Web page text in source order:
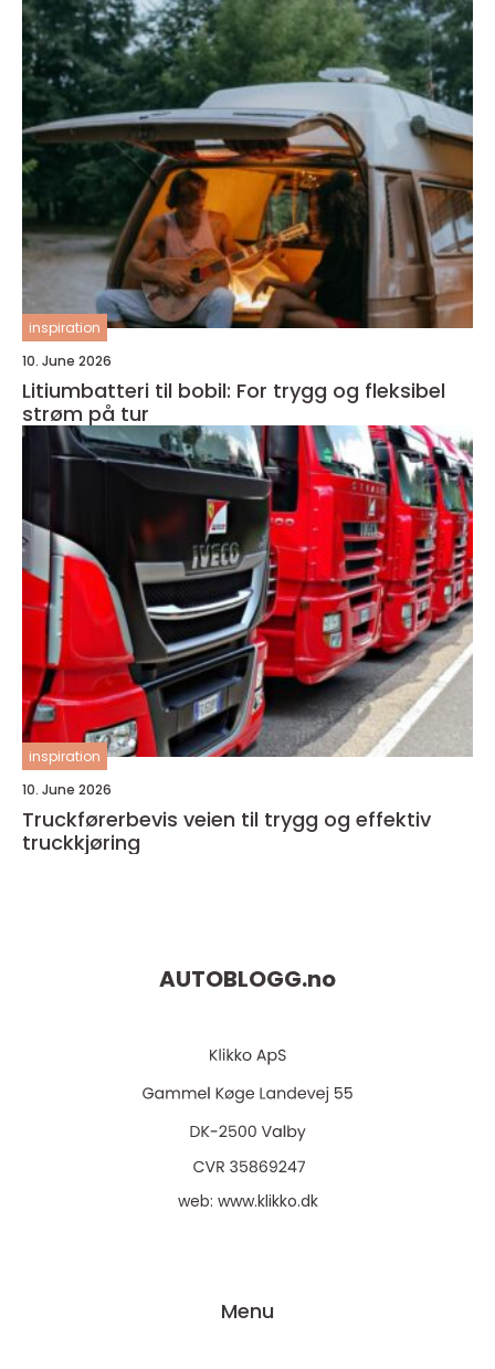
inspiration
10. June 2026
Litiumbatteri til bobil: For trygg og fleksibel
strøm på tur
inspiration
10. June 2026
Truckførerbevis veien til trygg og effektiv
truckkjøring
AUTOBLOGG.no
web: www.klikko.dk
Menu